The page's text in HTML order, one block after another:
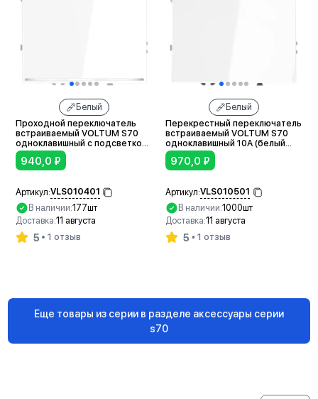
Белый
Проходной переключатель
встраиваемый VOLTUM S70
одноклавишный с подсветкой
10А (белый глянцевый)
940,0 ₽
Артикул:VLS010401
В наличии:177шт
Доставка:11 августа
5 1 отзыв
Белый
Перекрестный переключатель
встраиваемый VOLTUM S70
одноклавишный 10А (белый
глянцевый)
970,0 ₽
Артикул:VLS010501
В наличии:1000шт
Доставка:11 августа
5 1 отзыв
Еще товары из серии в разделе аксессуары серии
s70